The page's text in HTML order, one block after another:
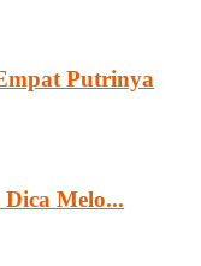
Putrinya
Melo...